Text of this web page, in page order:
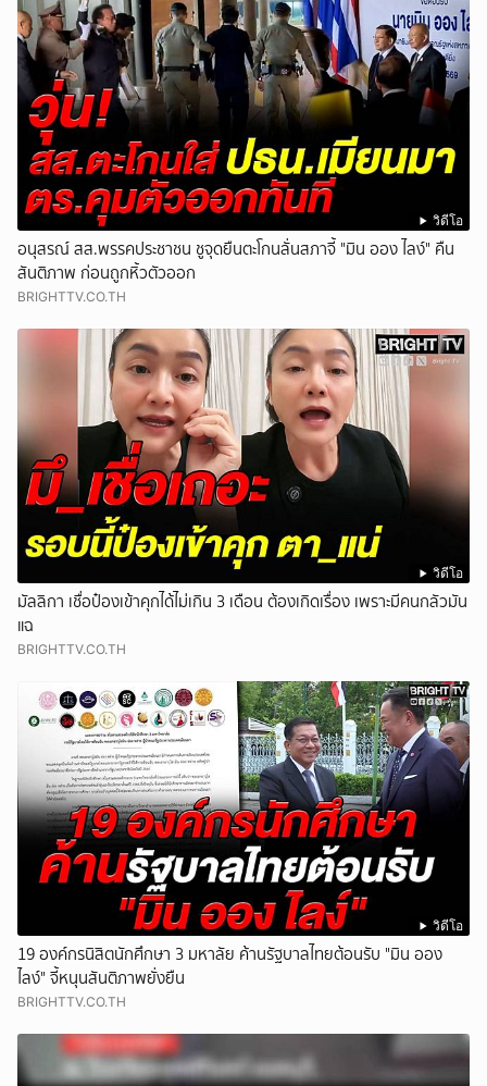
วิดีโอ
อนุสรณ์ สส.พรรคประชาชน ชูจุดยืนตะโกนลั่นสภาจี้ "มิน ออง ไลง์" คืน
สันติภาพ ก่อนถูกหิ้วตัวออก
BRIGHTTV.CO.TH
วิดีโอ
มัลลิกา เชื่อป๋องเข้าคุกได้ไม่เกิน 3 เดือน ต้องเกิดเรื่อง เพราะมีคนกลัวมัน
แฉ
BRIGHTTV.CO.TH
วิดีโอ
19 องค์กรนิสิตนักศึกษา 3 มหาลัย ค้านรัฐบาลไทยต้อนรับ "มิน ออง
ไลง์" จี้หนุนสันติภาพยั่งยืน
BRIGHTTV.CO.TH